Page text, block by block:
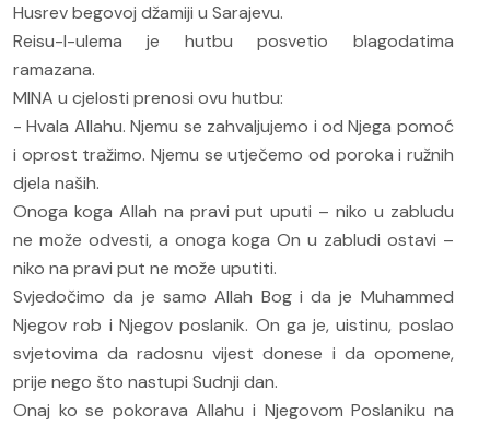
Husrev begovoj džamiji u Sarajevu.
Reisu-l-ulema je hutbu posvetio blagodatima
ramazana.
MINA u cjelosti prenosi ovu hutbu:
- Hvala Allahu. Njemu se zahvaljujemo i od Njega pomoć
i oprost tražimo. Njemu se utječemo od poroka i ružnih
djela naših.
Onoga koga Allah na pravi put uputi – niko u zabludu
ne može odvesti, a onoga koga On u zabludi ostavi –
niko na pravi put ne može uputiti.
Svjedočimo da je samo Allah Bog i da je Muhammed
Njegov rob i Njegov poslanik. On ga je, uistinu, poslao
svjetovima da radosnu vijest donese i da opomene,
prije nego što nastupi Sudnji dan.
Onaj ko se pokorava Allahu i Njegovom Poslaniku na